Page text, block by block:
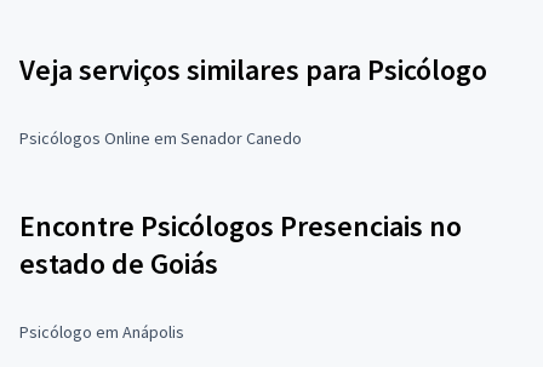
Veja serviços similares para Psicólogo
Psicólogos Online em Senador Canedo
Encontre Psicólogos Presenciais no
estado de Goiás
Psicólogo em Anápolis